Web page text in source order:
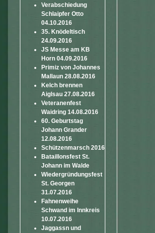
Verabschiedung
Schlaipfer Otto
04.10.2016
35. Knödeltisch
24.09.2016
JS Messe am KB
Horn 04.09.2016
Primiz von Johannes
Mallaun 28.08.2016
Kelch brennen
Aiglsau 27.08.2016
Veteranenfest
Waidring 14.08.2016
60. Geburtstag
Johann Grander
12.08.2016
Schützenmarsch 2016
Bataillonsfest St.
Johann im Walde
Wiedergründungsfest
St. Georgen
31.07.2016
Fahnenweihe
Schwand im Innkreis
10.07.2016
Jaggassn und